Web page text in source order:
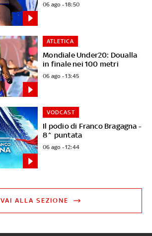
06 ago - 18:50
Mondiale Under20: Doualla
in finale nei 100 metri
ATLETICA
06 ago - 13:45
Il podio di Franco Bragagna -
8^ puntata
VODCAST
06 ago - 12:44
VAI ALLA SEZIONE